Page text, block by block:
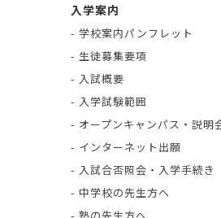
入学案内
- 学校案内パンフレット
- 生徒募集要項
- 入試概要
- 入学試験範囲
- オープンキャンパス・説明
- インターネット出願
- 入試合否照会・入学手続き
- 中学校の先生方へ